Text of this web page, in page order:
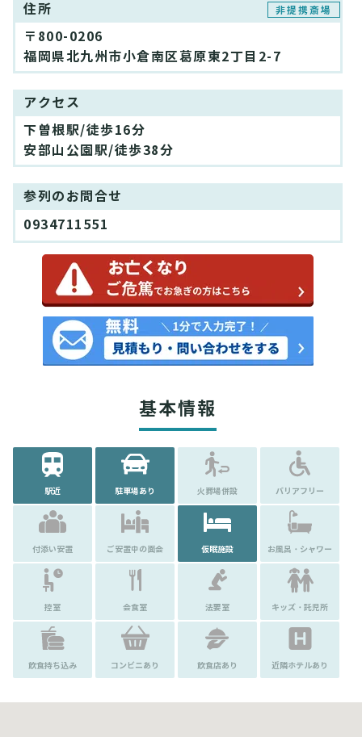
住所 非提携斎場
〒800-0206
福岡県北九州市小倉南区葛原東2丁目2-7
アクセス
下曽根駅/徒歩16分
安部山公園駅/徒歩38分
参列のお問合せ
0934711551
基本情報
駅近 駐車場あり 火葬場併設 バリアフリー
付添い安置 ご安置中の面会 仮眠施設 お風呂・シャワー
控室 会食室 法要室 キッズ・託児所
飲食持ち込み コンビニあり 飲食店あり 近隣ホテルあり